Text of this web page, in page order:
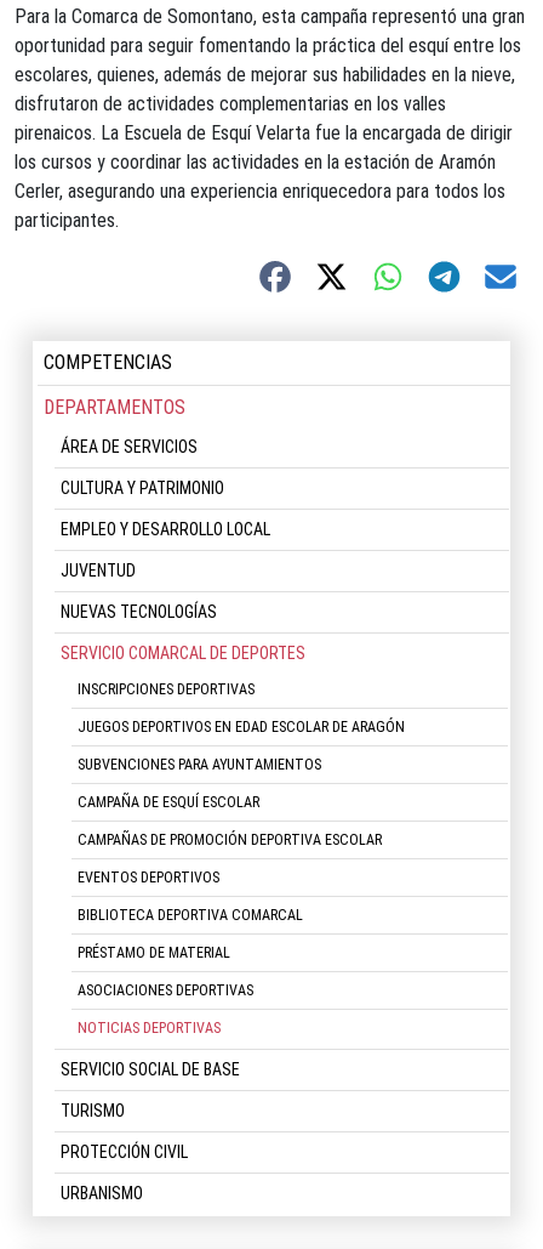
Para la Comarca de Somontano, esta campaña representó una gran
oportunidad para seguir fomentando la práctica del esquí entre los
escolares, quienes, además de mejorar sus habilidades en la nieve,
disfrutaron de actividades complementarias en los valles
pirenaicos. La Escuela de Esquí Velarta fue la encargada de dirigir
los cursos y coordinar las actividades en la estación de Aramón
Cerler, asegurando una experiencia enriquecedora para todos los
participantes.
COMPETENCIAS
DEPARTAMENTOS
ÁREA DE SERVICIOS
CULTURA Y PATRIMONIO
EMPLEO Y DESARROLLO LOCAL
JUVENTUD
NUEVAS TECNOLOGÍAS
SERVICIO COMARCAL DE DEPORTES
INSCRIPCIONES DEPORTIVAS
JUEGOS DEPORTIVOS EN EDAD ESCOLAR DE ARAGÓN
SUBVENCIONES PARA AYUNTAMIENTOS
CAMPAÑA DE ESQUÍ ESCOLAR
CAMPAÑAS DE PROMOCIÓN DEPORTIVA ESCOLAR
EVENTOS DEPORTIVOS
BIBLIOTECA DEPORTIVA COMARCAL
PRÉSTAMO DE MATERIAL
ASOCIACIONES DEPORTIVAS
NOTICIAS DEPORTIVAS
SERVICIO SOCIAL DE BASE
TURISMO
PROTECCIÓN CIVIL
URBANISMO